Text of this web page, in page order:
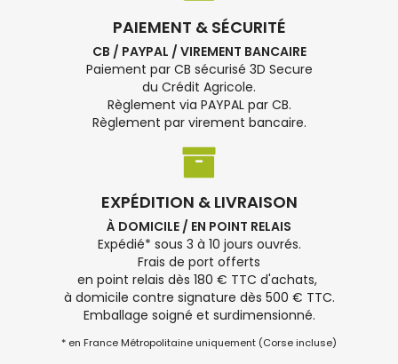
PAIEMENT & SÉCURITÉ
CB / PAYPAL / VIREMENT BANCAIRE
Paiement par CB sécurisé 3D Secure
du Crédit Agricole.
Règlement via PAYPAL par CB.
Règlement par virement bancaire.
EXPÉDITION & LIVRAISON
À DOMICILE / EN POINT RELAIS
Expédié* sous 3 à 10 jours ouvrés.
Frais de port offerts
en point relais dès 180 € TTC d'achats,
à domicile contre signature dès 500 € TTC.
Emballage soigné et surdimensionné.
* en France Métropolitaine uniquement (Corse incluse)